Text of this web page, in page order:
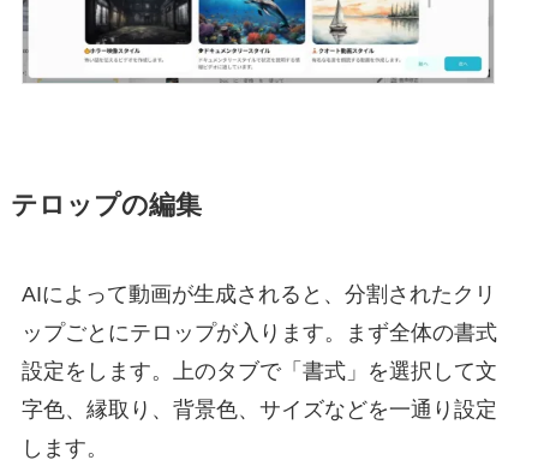
テロップの編集
AIによって動画が生成されると、分割されたクリ
ップごとにテロップが入ります。まず全体の書式
設定をします。上のタブで「書式」を選択して文
字色、縁取り、背景色、サイズなどを一通り設定
します。